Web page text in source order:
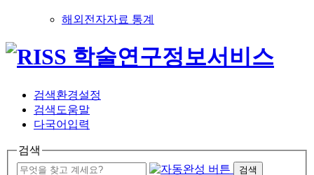
해외전자자료 통계
검색환경설정
검색도움말
다국어입력
검색
검색